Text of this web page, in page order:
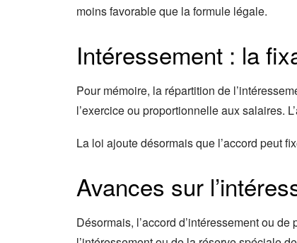
moins favorable que la formule légale.
Intéressement : la
Pour mémoire, la répartition de
l’exercice ou proportionnelle aux salaires.
La loi ajoute désormais que l’accord peut
Avances sur
Désormais, l’accord d’intéressement ou